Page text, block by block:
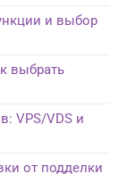
и выбор
выбрать
VPS/VDS и
от подделки